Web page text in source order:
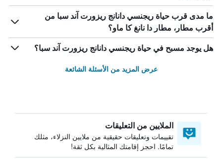
ما مدى قرب حياة ريجنسي دانانج ريزورت آند سبا من
أقرب مطار، مطار دا نانغ كا ماو؟
هل يوجد مسبح في حياة ريجنسي دانانج ريزورت آند سبا؟
عرض المزيد من الأسئلة الشائعة
الملايين من التعليقات
تقييمات وتعليقات حقيقية من ملايين النزلاء، مثلك
تمامًا. احجز إقامتك المثالية بكل ثقة!